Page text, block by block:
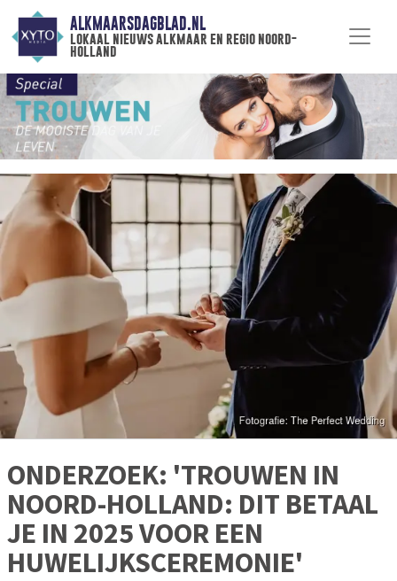
ALKMAARSDAGBLAD.NL
lokaal nieuws alkmaar en regio noord-
holland
ONDERZOEK: 'TROUWEN IN
NOORD-HOLLAND: DIT BETAAL
JE IN 2025 VOOR EEN
HUWELIJKSCEREMONIE'